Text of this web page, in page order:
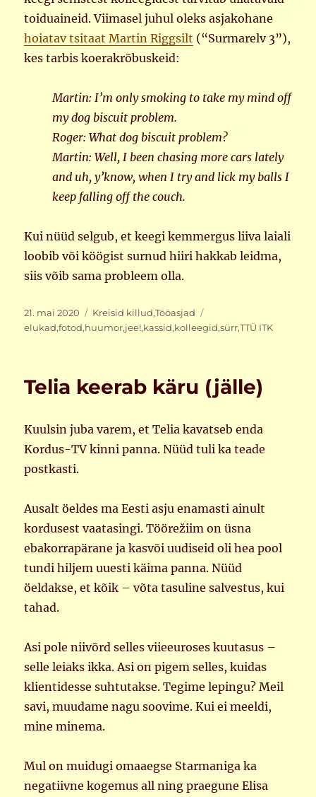
toiduaineid. Viimasel juhul oleks asjakohane
hoiatav tsitaat Martin Riggsilt (“Surmarelv 3”),
kes tarbis koerakrõbuskeid:
Martin: I’m only smoking to take my mind off
my dog biscuit problem.
Roger: What dog biscuit problem?
Martin: Well, I been chasing more cars lately
and uh, y’know, when I try and lick my balls I
keep falling off the couch.
Kui nüüd selgub, et keegi kemmergus liiva laiali
loobib või köögist surnud hiiri hakkab leidma,
siis võib sama probleem olla.
Postitatud
21. mai 2020 Rubriigid
Kreisid killud,Tööasjad
elukad,fotod,huumor,jee!,kassid,kolleegid,sürr,TTÜ ITK
Telia keerab käru (jälle)
Kuulsin juba varem, et Telia kavatseb enda
Kordus-TV kinni panna. Nüüd tuli ka teade
postkasti.
Ausalt öeldes ma Eesti asju enamasti ainult
kordusest vaatasingi. Töörežiim on üsna
ebakorrapärane ja kasvõi uudiseid oli hea pool
tundi hiljem uuesti käima panna. Nüüd
öeldakse, et kõik – võta tasuline salvestus, kui
tahad.
Asi pole niivõrd selles viieeuroses kuutasus –
selle leiaks ikka. Asi on pigem selles, kuidas
klientidesse suhtutakse. Tegime lepingu? Meil
savi, muudame nagu soovime. Kui ei meeldi,
mine minema.
Mul on muidugi omaaegse Starmaniga ka
negatiivne kogemus all ning praegune Elisa